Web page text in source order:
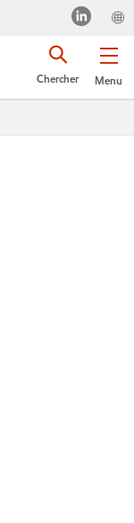
Menu
Chercher